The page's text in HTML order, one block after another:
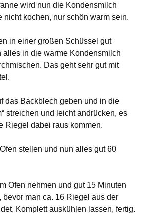
wird nun die Kondensmilch
nicht kochen, nur schön warm sein.
in einer großen Schüssel gut
alles in die warme Kondensmilch
Das geht sehr gut mit
das Backblech geben und in die
streichen und leicht andrücken, es
Riegel dabei raus kommen.
stellen und nun alles gut 60
Ofen nehmen und gut 15 Minuten
bevor man ca. 16 Riegel aus der
Komplett auskühlen lassen, fertig.